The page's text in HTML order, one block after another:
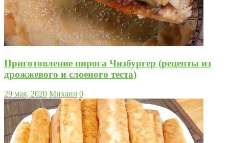
Приготовление пирога Чизбургер (рецепты из
дрожжевого и слоеного теста)
29 мая, 2020 Михаил 0